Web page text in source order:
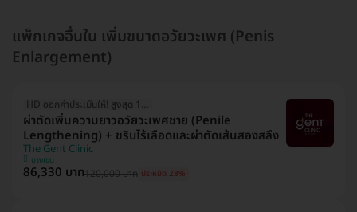
แพ็กเกจอื่นใน เพิ่มขนาดอวัยวะเพศ (Penis
Enlargement)
HD ออกค่าประเมินให้! สูงสุด 1500 บ.
ผ่าตัดเพิ่มความยาวอวัยวะเพศชาย (Penile
Lengthening) + ขริบไร้เลือดและผ่าตัดเส้นสองสลึง
The Gent Clinic
บางเขน
86,330 บาท120,000 บาท ประหยัด 28%